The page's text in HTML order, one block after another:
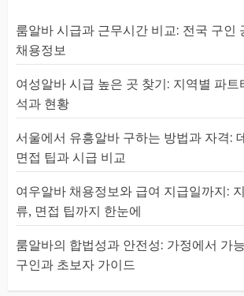
룸알바 시급과 근무시간 비교: 전국 구인
채용정보
여성알바 시급 높은 곳 찾기: 지역별 파
석과 현황
서울에서 유흥알바 구하는 방법과 자격:
면접 팁과 시급 비교
여우알바 채용정보와 급여 지급일까지:
류, 면접 팁까지 한눈에
룸알바의 합법성과 안전성: 가정에서 가
구인과 초보자 가이드